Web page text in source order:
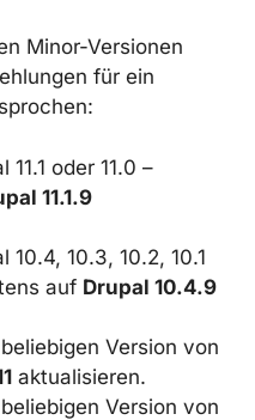
Minor-Versionen
für ein
oder 11.0 –
11.1.9
10.3, 10.2, 10.1
auf Drupal 10.4.9
Version von
aktualisieren.
Version von